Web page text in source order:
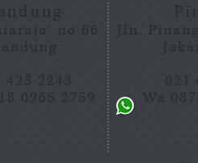
no 66
423 2243
0965 2759
Jln.
021
Wa